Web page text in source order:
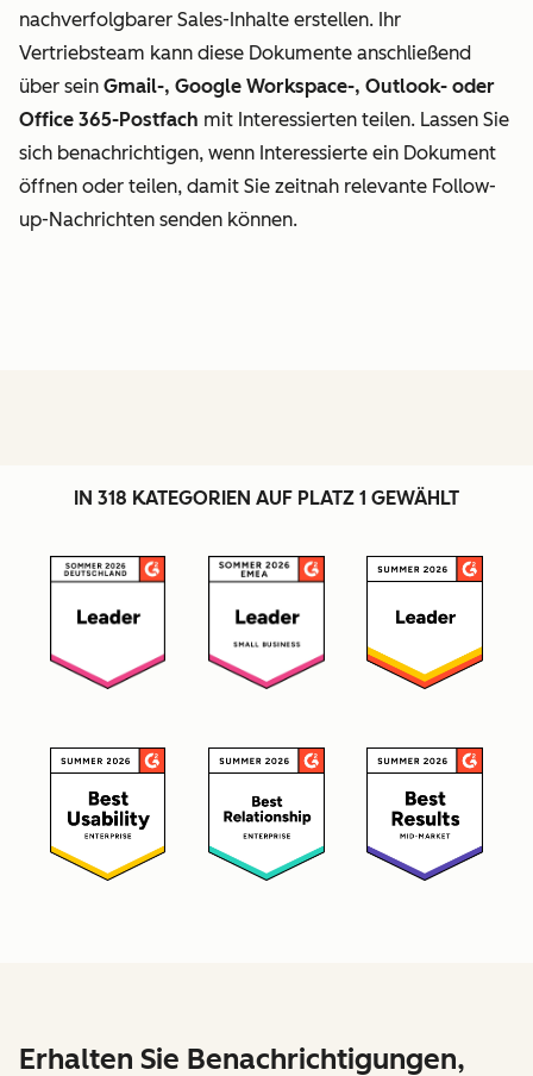
nachverfolgbarer Sales-Inhalte erstellen. Ihr
Vertriebsteam kann diese Dokumente anschließend
über sein Gmail-, Google Workspace-, Outlook- oder
Office 365-Postfach mit Interessierten teilen. Lassen Sie
sich benachrichtigen, wenn Interessierte ein Dokument
öffnen oder teilen, damit Sie zeitnah relevante Follow-
up-Nachrichten senden können.
IN 318 KATEGORIEN AUF PLATZ 1 GEWÄHLT
Erhalten Sie Benachrichtigungen,